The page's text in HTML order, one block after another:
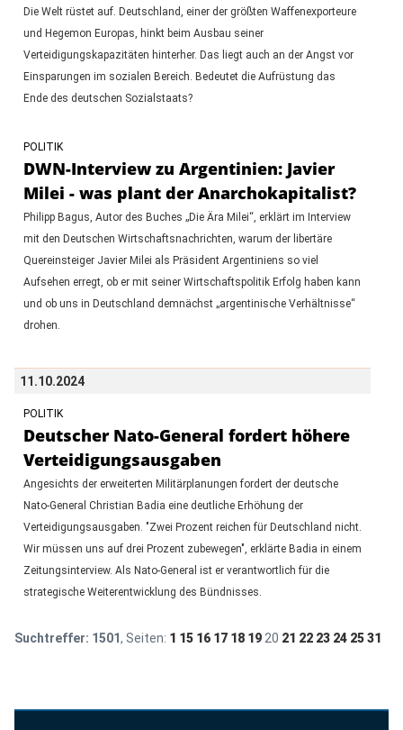
Die Welt rüstet auf. Deutschland, einer der größten Waffenexporteure
und Hegemon Europas, hinkt beim Ausbau seiner
Verteidigungskapazitäten hinterher. Das liegt auch an der Angst vor
Einsparungen im sozialen Bereich. Bedeutet die Aufrüstung das
Ende des deutschen Sozialstaats?
POLITIK
DWN-Interview zu Argentinien: Javier
Milei - was plant der Anarchokapitalist?
Philipp Bagus, Autor des Buches „Die Ära Milei“, erklärt im Interview
mit den Deutschen Wirtschaftsnachrichten, warum der libertäre
Quereinsteiger Javier Milei als Präsident Argentiniens so viel
Aufsehen erregt, ob er mit seiner Wirtschaftspolitik Erfolg haben kann
und ob uns in Deutschland demnächst „argentinische Verhältnisse“
drohen.
11.10.2024
POLITIK
Deutscher Nato-General fordert höhere
Verteidigungsausgaben
Angesichts der erweiterten Militärplanungen fordert der deutsche
Nato-General Christian Badia eine deutliche Erhöhung der
Verteidigungsausgaben. "Zwei Prozent reichen für Deutschland nicht.
Wir müssen uns auf drei Prozent zubewegen", erklärte Badia in einem
Zeitungsinterview. Als Nato-General ist er verantwortlich für die
strategische Weiterentwicklung des Bündnisses.
Suchtreffer: 1501, Seiten: 1 15 16 17 18 19 20 21 22 23 24 25 31